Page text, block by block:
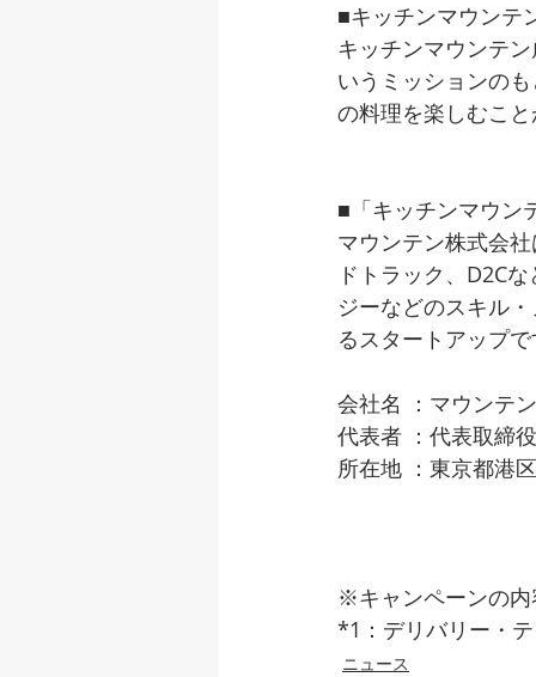
■キッチンマウンテ
キッチンマウンテ
いうミッションの
の料理を楽しむこ
■「キッチンマウン
マウンテン株式会
ドトラック、D2C
ジーなどのスキル
るスタートアップで
会社名 ：マウンテ
代表者 ：代表取締
所在地 ：東京都港
※キャンペーンの内
*1：デリバリー・
ニュース